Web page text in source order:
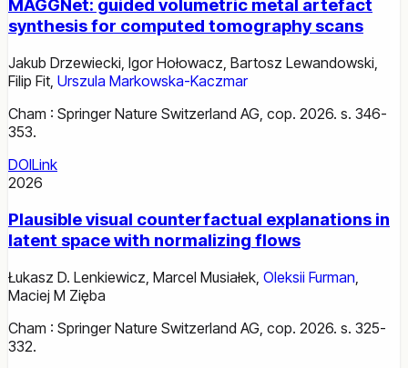
MAGGNet: guided volumetric metal artefact
synthesis for computed tomography scans
Jakub Drzewiecki, Igor Hołowacz, Bartosz Lewandowski,
Filip Fit, Urszula Markowska-Kaczmar
Cham : Springer Nature Switzerland AG, cop. 2026. s. 346-
353.
DOILink
2026
Plausible visual counterfactual explanations in
latent space with normalizing flows
Łukasz D. Lenkiewicz Marcel Musiałek Oleksii Furman
Maciej M Zięba
Cham : Springer Nature Switzerland AG, cop. 2026. s. 325-
332.